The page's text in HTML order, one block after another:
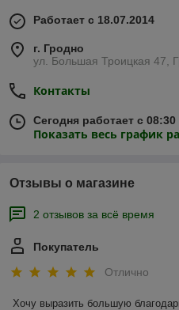
Работает с 18.07.2014
г. Гродно
ул. Большая Троицкая 47,
Контакты
Сегодня работает с
Показать весь график
Отзывы о магазине
2 отзывов за всё время
Покупатель
Отлично
Хочу выразить большую